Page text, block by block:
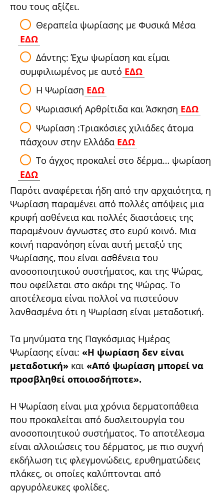
που τους αξίζει.
Θεραπεία ψωρίασης με Φυσικά Μέσα
ΕΔΩ
Δάντης: Έχω ψωρίαση και είμαι
συμφιλιωμένος με αυτό ΕΔΩ
Η Ψωρίαση ΕΔΩ
Ψωριασική Αρθρίτιδα και Άσκηση ΕΔΩ
Ψωρίαση :Τριακόσιες χιλιάδες άτομα
πάσχουν στην Ελλάδα ΕΔΩ
Το άγχος προκαλεί στο δέρμα… ψωρίαση
ΕΔΩ
Παρότι αναφέρεται ήδη από την αρχαιότητα, η
Ψωρίαση παραμένει από πολλές απόψεις μια
κρυφή ασθένεια και πολλές διαστάσεις της
παραμένουν άγνωστες στο ευρύ κοινό. Μια
κοινή παρανόηση είναι αυτή μεταξύ της
Ψωρίασης, που είναι ασθένεια του
ανοσοποιητικού συστήματος, και της Ψώρας,
που οφείλεται στο ακάρι της Ψώρας. Το
αποτέλεσμα είναι πολλοί να πιστεύουν
λανθασμένα ότι η Ψωρίαση είναι μεταδοτική.
Τα μηνύματα της Παγκόσμιας Ημέρας
Ψωρίασης είναι: «Η ψωρίαση δεν είναι
μεταδοτική» και «Από ψωρίαση μπορεί να
προσβληθεί οποιοσδήποτε».
Η Ψωρίαση είναι μια χρόνια δερματοπάθεια
που προκαλείται από δυσλειτουργία του
ανοσοποιητικού συστήματος. Το αποτέλεσμα
είναι αλλοιώσεις του δέρματος, με πιο συχνή
εκδήλωση τις φλεγμονώδεις, ερυθηματώδεις
πλάκες, οι οποίες καλύπτονται από
αργυρόλευκες φολίδες.